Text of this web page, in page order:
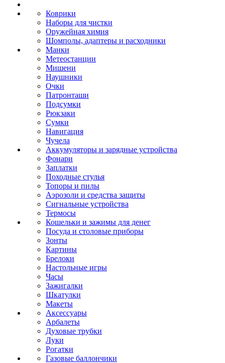
Коврики
Наборы для чистки
Оружейная химия
Шомполы, адаптеры и расходники
Манки
Метеостанции
Мишени
Наушники
Очки
Патронташи
Подсумки
Рюкзаки
Сумки
Навигация
Чучела
Аккумуляторы и зарядные устройства
Фонари
Заплатки
Походные стулья
Топоры и пилы
Аэрозоли и средства защиты
Сигнальные устройства
Термосы
Кошельки и зажимы для денег
Посуда и столовые приборы
Зонты
Картины
Брелоки
Настольные игры
Часы
Зажигалки
Шкатулки
Макеты
Аксессуары
Арбалеты
Духовые трубки
Луки
Рогатки
Газовые баллончики